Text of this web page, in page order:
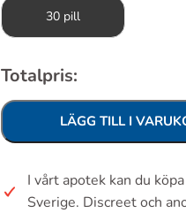
30 pill
Totalpris:
LÄGG TILL I
I vårt apotek kan du
Sverige. Discreet och